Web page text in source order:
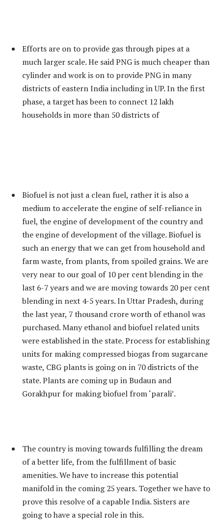
Efforts are on to provide gas through pipes at a
much larger scale. He said PNG is much cheaper than
cylinder and work is on to provide PNG in many
districts of eastern India including in UP. In the first
phase, a target has been to connect 12 lakh
households in more than 50 districts of
Biofuel is not just a clean fuel, rather it is also a
medium to accelerate the engine of self-reliance in
fuel, the engine of development of the country and
the engine of development of the village. Biofuel is
such an energy that we can get from household and
farm waste, from plants, from spoiled grains. We are
very near to our goal of 10 per cent blending in the
last 6-7 years and we are moving towards 20 per cent
blending in next 4-5 years. In Uttar Pradesh, during
the last year, 7 thousand crore worth of ethanol was
purchased. Many ethanol and biofuel related units
were established in the state. Process for establishing
units for making compressed biogas from sugarcane
waste, CBG plants is going on in 70 districts of the
state. Plants are coming up in Budaun and
Gorakhpur for making biofuel from ‘parali’.
The country is moving towards fulfilling the dream
of a better life, from the fulfillment of basic
amenities. We have to increase this potential
manifold in the coming 25 years. Together we have to
prove this resolve of a capable India. Sisters are
going to have a special role in this.